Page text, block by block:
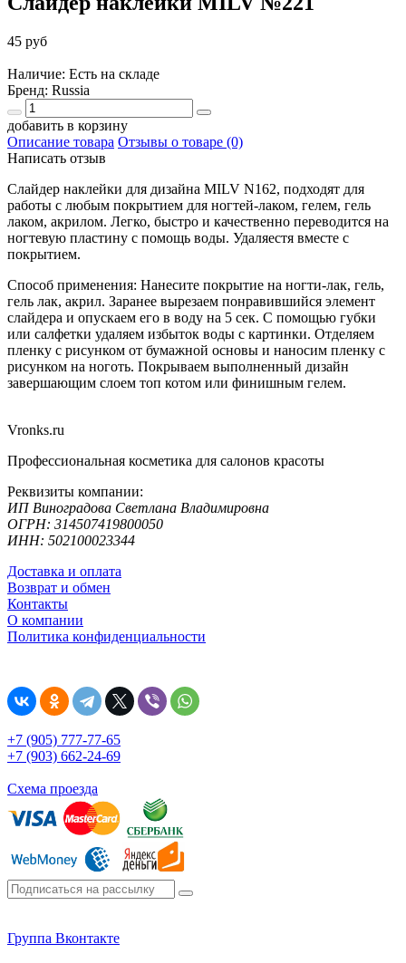
45 руб
Наличие: Есть на складе
Бренд: Russia
добавить в корзину
Описание товара Отзывы о товаре (0)
Написать отзыв
Слайдер наклейки для дизайна MILV N162, подходят для
работы с любым покрытием для ногтей-лаком, гелем, гель
лаком, акрилом. Легко, быстро и качественно переводится на
ногтевую пластину с помощь воды. Удаляестя вместе с
покрытием.
Способ применения: Нанесите покрытие на ногти-лак, гель,
гель лак, акрил. Заранее вырезаем понравившийся элемент
слайдера и опускаем его в воду на 5 сек. С помощью губки
или салфетки удаляем избыток воды с картинки. Отделяем
пленку с рисунком от бумажной основы и наносим пленку с
рисунком на ноготь. Покрываем выполненный дизайн
завершающим слоем топ котом или финишным гелем.
Vronks.ru
Профессиональная косметика для салонов красоты
Реквизиты компании:
ИП Виноградова Светлана Владимировна
ОГРН: 314507419800050
ИНН: 502100023344
Доставка и оплата
Возврат и обмен
Контакты
О компании
Политика конфиденциальности
+7 (905) 777-77-65
+7 (903) 662-24-69
Схема проезда
Группа Вконтакте